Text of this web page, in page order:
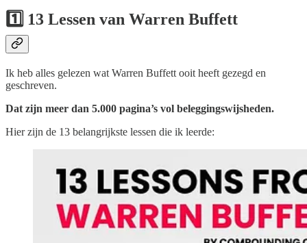
1️⃣ 13 Lessen van Warren Buffett
Ik heb alles gelezen wat Warren Buffett ooit heeft gezegd en
geschreven.
Dat zijn meer dan 5.000 pagina’s vol beleggingswijsheden.
Hier zijn de 13 belangrijkste lessen die ik leerde: